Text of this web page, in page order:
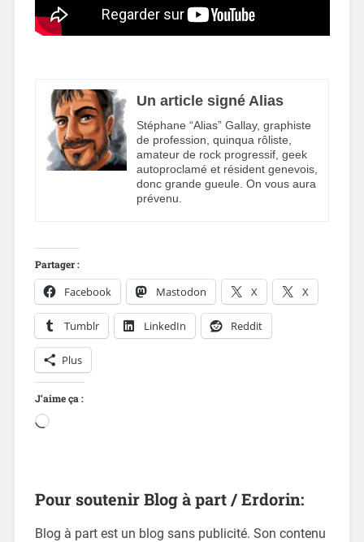
Un article signé Alias
Stéphane “Alias” Gallay, graphiste
de profession, quinqua rôliste,
amateur de rock progressif, geek
autoproclamé et résident genevois,
donc grande gueule. On vous aura
prévenu.
Partager :
Facebook Mastodon X X
Tumblr LinkedIn Reddit
Plus
J’aime ça :
Pour soutenir Blog à part / Erdorin:
Blog à part est un blog sans publicité. Son contenu